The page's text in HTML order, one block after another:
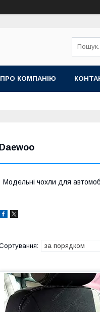
ПРО КОМПАНІЮ
Daewoo
Модельні чохли для